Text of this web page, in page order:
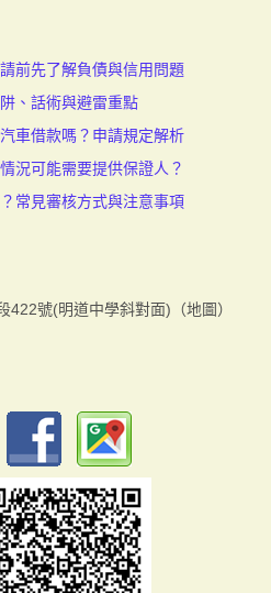
前先了解負債與信用問題
、話術與避雷重點
車借款嗎？申請規定解析
況可能需要提供保證人？
常見審核方式與注意事項
422號(明道中學斜對面)（地圖）